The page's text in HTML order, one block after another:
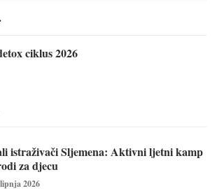
ciklus 2026
istraživači Sljemena: Aktivni ljetni kamp
za djecu
2026